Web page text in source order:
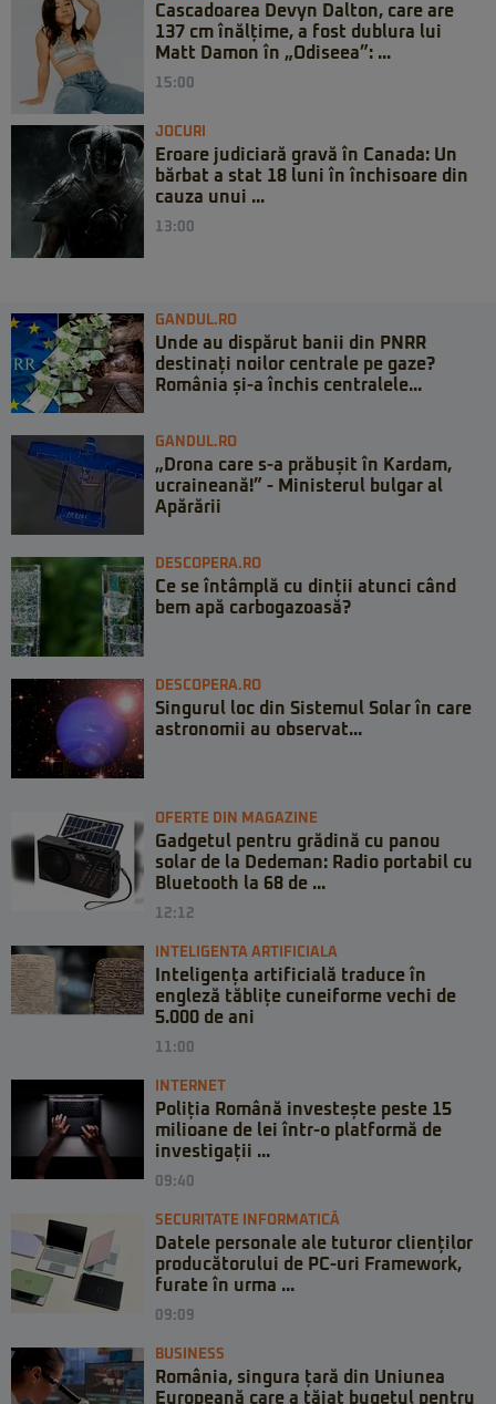
Cascadoarea Devyn Dalton, care are
137 cm înălțime, a fost dublura lui
Matt Damon în „Odiseea”: ...
15:00
JOCURI
Eroare judiciară gravă în Canada: Un
bărbat a stat 18 luni în închisoare din
cauza unui ...
13:00
GANDUL.RO
Unde au dispărut banii din PNRR
destinați noilor centrale pe gaze?
România și-a închis centralele...
GANDUL.RO
„Drona care s-a prăbușit în Kardam,
ucraineană!” - Ministerul bulgar al
Apărării
DESCOPERA.RO
Ce se întâmplă cu dinții atunci când
bem apă carbogazoasă?
DESCOPERA.RO
Singurul loc din Sistemul Solar în care
astronomii au observat...
OFERTE DIN MAGAZINE
Gadgetul pentru grădină cu panou
solar de la Dedeman: Radio portabil cu
Bluetooth la 68 de ...
12:12
INTELIGENTA ARTIFICIALA
Inteligența artificială traduce în
engleză tăblițe cuneiforme vechi de
5.000 de ani
11:00
INTERNET
Poliția Română investește peste 15
milioane de lei într-o platformă de
investigații ...
09:40
SECURITATE INFORMATICĂ
Datele personale ale tuturor clienților
producătorului de PC-uri Framework,
furate în urma ...
09:09
BUSINESS
România, singura țară din Uniunea
Europeană care a tăiat bugetul pentru